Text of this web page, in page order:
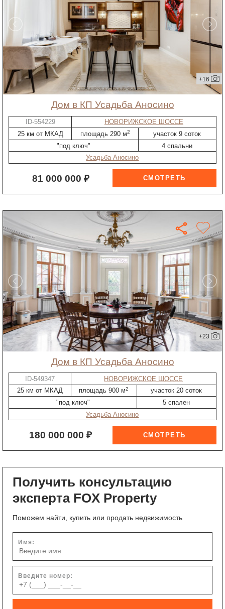
+16
дом в КП Усадьба Аносино
ID-554229
НОВОРИЖСКОЕ ШОССЕ
25 км от МКАД
площадь 290 м2
участок 9 соток
"под ключ"
4 спальни
Усадьба Аносино
81 000 000 ₽
+23
дом в КП Усадьба Аносино
ID-549347
НОВОРИЖСКОЕ ШОССЕ
25 км от МКАД
площадь 900 м2
участок 20 соток
"под ключ"
5 спален
Усадьба Аносино
180 000 000 ₽
Получить консультацию
эксперта FOX Property
Поможем найти, купить или продать недвижимость
Имя:
Введите номер: